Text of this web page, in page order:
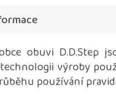
obuvi D.D.Step
výroby
používání